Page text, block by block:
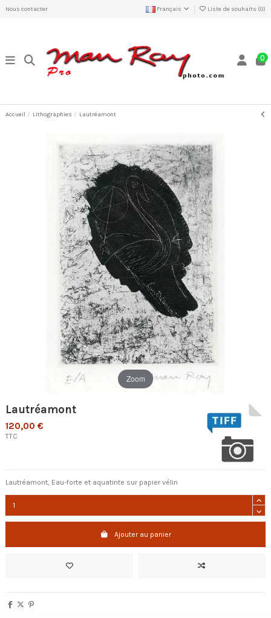
Nous contacter Français Liste de souhaits (0)
0
Accueil Lithographies Lautréamont
Zoom
Lautréamont
120,00 €
TTC
Lautréamont, Eau-forte et aquatinte sur papier vélin
Ajouter au panier